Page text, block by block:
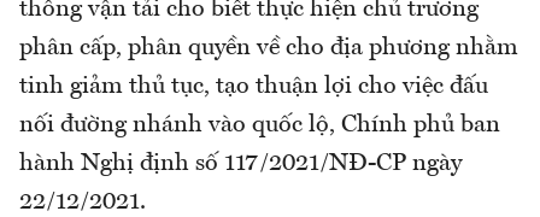
thông vận tải cho biết thực hiện chủ trương
phân cấp, phân quyền về cho địa phương nhằm
tinh giảm thủ tục, tạo thuận lợi cho việc đấu
nối đường nhánh vào quốc lộ, Chính phủ ban
hành Nghị định số 117/2021/NĐ-CP ngày
22/12/2021.